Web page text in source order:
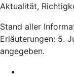
Aktualität,
Stand aller
Erläuterungen: 5.
angegeben.